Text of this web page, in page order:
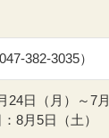
382-3035）
24日（月）～7月
8月5日（土）